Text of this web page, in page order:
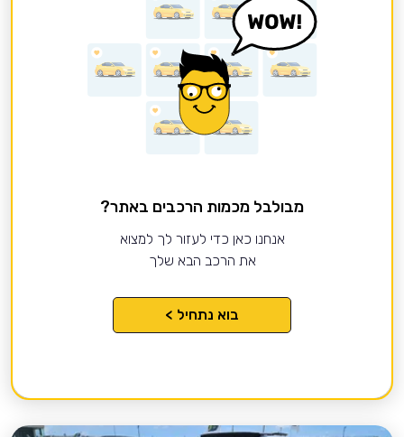
מבולבל מכמות הרכבים באתר?
אנחנו כאן כדי לעזור לך למצוא
את הרכב הבא שלך
בוא נתחיל >